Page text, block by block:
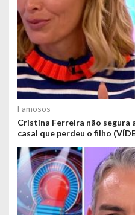
Famosos
Cristina Ferreira não segura
casal que perdeu o filho